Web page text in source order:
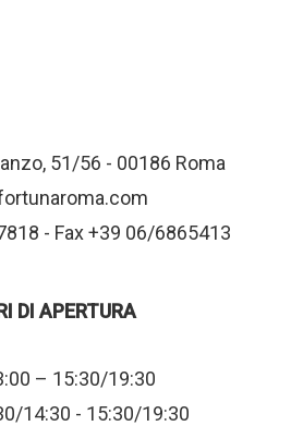
51/56 - 00186 Roma
- Fax +39 06/6865413
DI APERTURA
– 15:30/19:30
14:30 - 15:30/19:30